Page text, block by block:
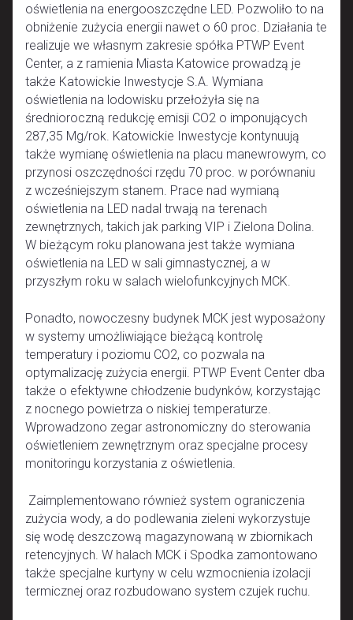
oświetlenia na energooszczędne LED. Pozwoliło to na
obniżenie zużycia energii nawet o 60 proc. Działania te
realizuje we własnym zakresie spółka PTWP Event
Center, a z ramienia Miasta Katowice prowadzą je
także Katowickie Inwestycje S.A. Wymiana
oświetlenia na lodowisku przełożyła się na
średnioroczną redukcję emisji CO2 o imponujących
287,35 Mg/rok. Katowickie Inwestycje kontynuują
także wymianę oświetlenia na placu manewrowym, co
przynosi oszczędności rzędu 70 proc. w porównaniu
z wcześniejszym stanem. Prace nad wymianą
oświetlenia na LED nadal trwają na terenach
zewnętrznych, takich jak parking VIP i Zielona Dolina.
W bieżącym roku planowana jest także wymiana
oświetlenia na LED w sali gimnastycznej, a w
przyszłym roku w salach wielofunkcyjnych MCK.
Ponadto, nowoczesny budynek MCK jest wyposażony
w systemy umożliwiające bieżącą kontrolę
temperatury i poziomu CO2, co pozwala na
optymalizację zużycia energii. PTWP Event Center dba
także o efektywne chłodzenie budynków, korzystając
z nocnego powietrza o niskiej temperaturze.
Wprowadzono zegar astronomiczny do sterowania
oświetleniem zewnętrznym oraz specjalne procesy
monitoringu korzystania z oświetlenia.
Zaimplementowano również system ograniczenia
zużycia wody, a do podlewania zieleni wykorzystuje
się wodę deszczową magazynowaną w zbiornikach
retencyjnych. W halach MCK i Spodka zamontowano
także specjalne kurtyny w celu wzmocnienia izolacji
termicznej oraz rozbudowano system czujek ruchu.